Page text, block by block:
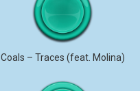
Coals – Traces (feat. Molina)